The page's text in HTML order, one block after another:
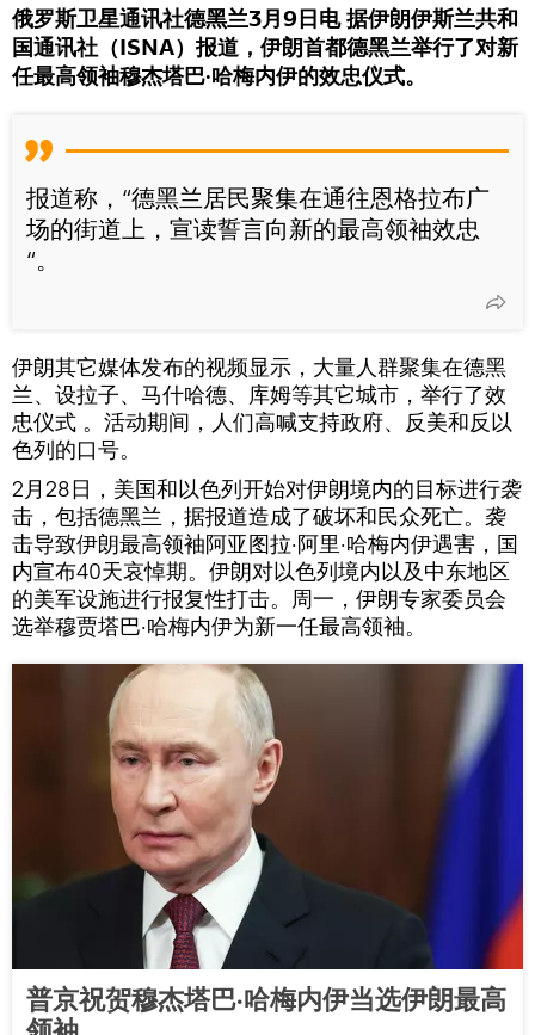
俄罗斯卫星通讯社德黑兰3月9日电 据伊朗伊斯兰共和
国通讯社（ISNA）报道，伊朗首都德黑兰举行了对新
任最高领袖穆杰塔巴·哈梅内伊的效忠仪式。
报道称，“德黑兰居民聚集在通往恩格拉布广
场的街道上，宣读誓言向新的最高领袖效忠
“。
伊朗其它媒体发布的视频显示，大量人群聚集在德黑
兰、设拉子、马什哈德、库姆等其它城市，举行了效
忠仪式 。活动期间，人们高喊支持政府、反美和反以
色列的口号。
2月28日，美国和以色列开始对伊朗境内的目标进行袭
击，包括德黑兰，据报道造成了破坏和民众死亡。袭
击导致伊朗最高领袖阿亚图拉·阿里·哈梅内伊遇害，国
内宣布40天哀悼期。伊朗对以色列境内以及中东地区
的美军设施进行报复性打击。周一，伊朗专家委员会
选举穆贾塔巴·哈梅内伊为新一任最高领袖。
普京祝贺穆杰塔巴·哈梅内伊当选伊朗最高